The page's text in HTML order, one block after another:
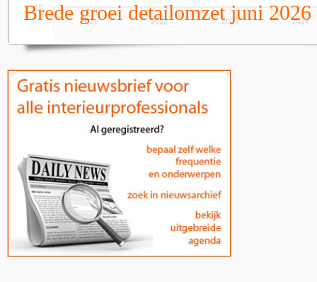
Brede groei detailomzet juni 2026